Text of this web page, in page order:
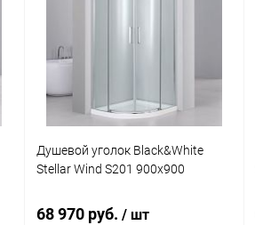
В избранное
Душевой уголок Black&White
Stellar Wind S201 900х900
68 970 руб. / шт